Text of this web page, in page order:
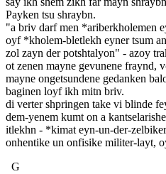
Payken tsu shraybn.
"a briv darf men *ariberkholemen
oyf *kholem-bletlekh eyner tsum
zol zayn der potshtalyon" - azoy
ot zenen mayne gevunene fraynd,
mayne ongetsundene gedanken
baginen loyf ikh mitn briv.
di verter shpringen take vi blinde
dem-yenem kumt on a
itlekhn - *kimat eyn-un-der-
onhentike un onfisike militer-layt,
G